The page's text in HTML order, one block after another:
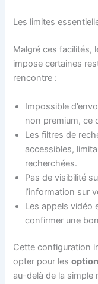
Les limites
Malgré ces facilités,
impose certaines
rencontre :
Impossible
non premium, ce
Les filtres de
accessibles,
recherchées.
Pas de visibilité
l’information sur
Les appels vidéo
confirmer une
Cette configuration
opter pour les
au-delà de la simple